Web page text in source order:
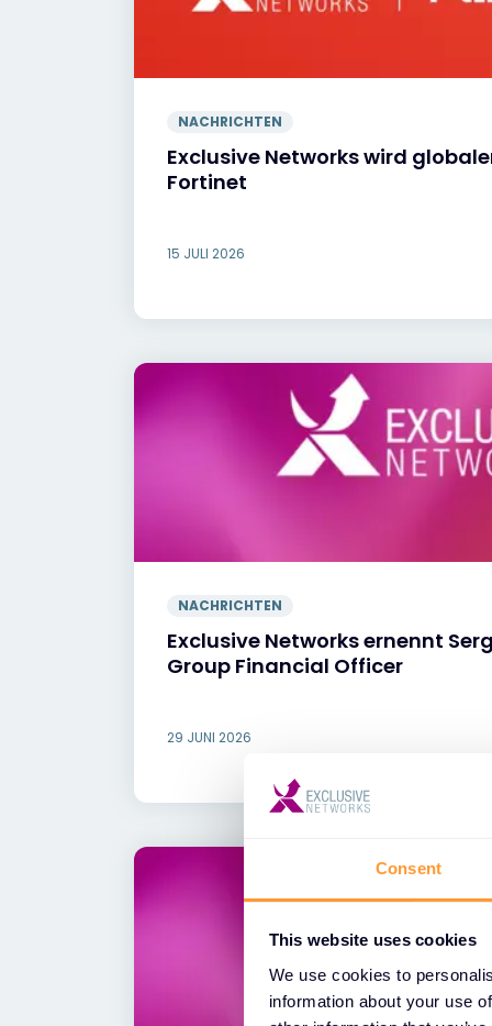
Consent
This website uses cookies
We use cookies to
information about your use
NACHRICHTEN
Exclusive Networks wird
Fortinet
15 JULI 2026
NACHRICHTEN
Exclusive Networks ernennt
Group Financial Officer
29 JUNI 2026